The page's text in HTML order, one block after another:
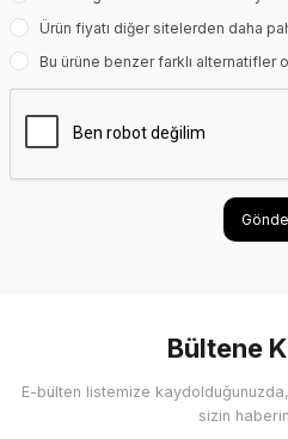
Ürün fiyatı diğer sitelerden daha
Bu ürüne benzer farklı alternatifler
Bültene
E-bülten listemize
sizin